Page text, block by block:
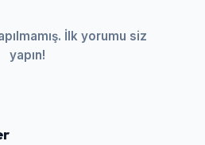
İlk yorumu siz
yapın!